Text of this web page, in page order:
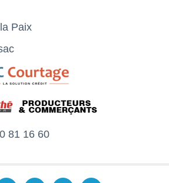
Paix
81 16 60